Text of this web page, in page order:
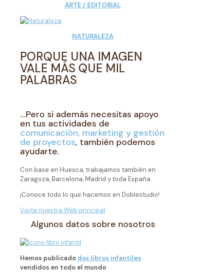
ARTE / EDITORIAL
NATURALEZA
PORQUE UNA IMAGEN
VALE MÁS QUE MIL
PALABRAS
…Pero si además necesitas apoyo
en tus actividades de
comunicación, marketing y gestión
de proyectos, también podemos
ayudarte.
Con base en Huesca, trabajamos también en
Zaragoza, Barcelona, Madrid y toda España.
¡Conoce todo lo que hacemos en Doblestudio!
Visita nuestra Web principal
Algunos datos sobre nosotros
Hemos publicado dos libros infantiles
vendidos en todo el mundo